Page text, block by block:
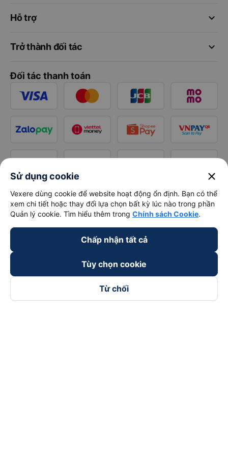
keyboard_arrow_down
Hỗ trợ
keyboard_arrow_down
Trở thành đối tác
Đối tác thanh toán
Sử dụng cookie close
Vexere dùng cookie để website hoạt động ổn định. Bạn có thể
xem chi tiết hoặc thay đổi lựa chọn bất kỳ lúc nào trong phần
Quản lý cookie. Tìm hiểu thêm trong Chính sách Cookie.
Chấp nhận tất cả
Tùy chọn cookie
Từ chối